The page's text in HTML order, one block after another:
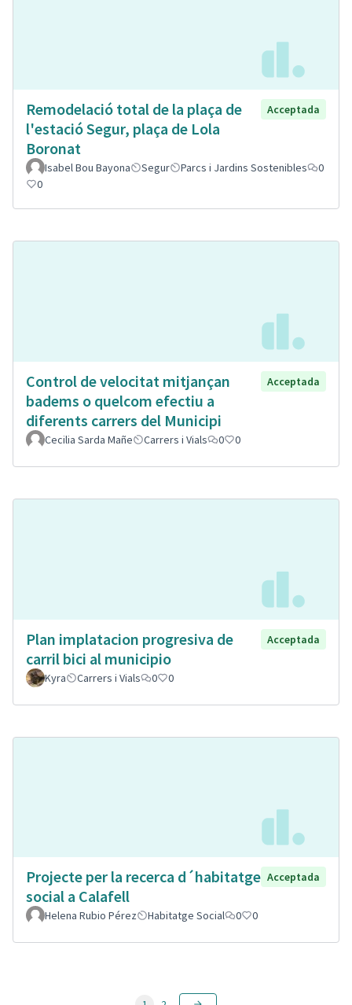
Remodelació total de la plaça de
l'estació Segur, plaça de Lola
Boronat
Acceptada
Isabel Bou Bayona Segur Parcs i Jardins Sostenibles
0
0
Control de velocitat mitjançan
badems o quelcom efectiu a
diferents carrers del Municipi
Acceptada
Cecilia Sarda Mañe Carrers i Vials 0 0
Plan implatacion progresiva de
carril bici al municipio
Acceptada
Kyra Carrers i Vials 0 0
Projecte per la recerca d´habitatge
social a Calafell
Acceptada
Helena Rubio Pérez Habitatge Social 0 0